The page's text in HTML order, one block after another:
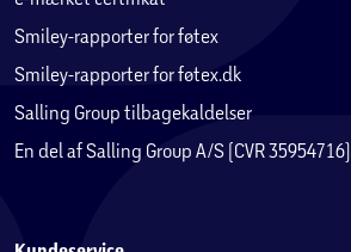
Smiley-rapporter for føtex
Smiley-rapporter for føtex.dk
Salling Group tilbagekaldelser
En del af Salling Group A/S (CVR 35954716)